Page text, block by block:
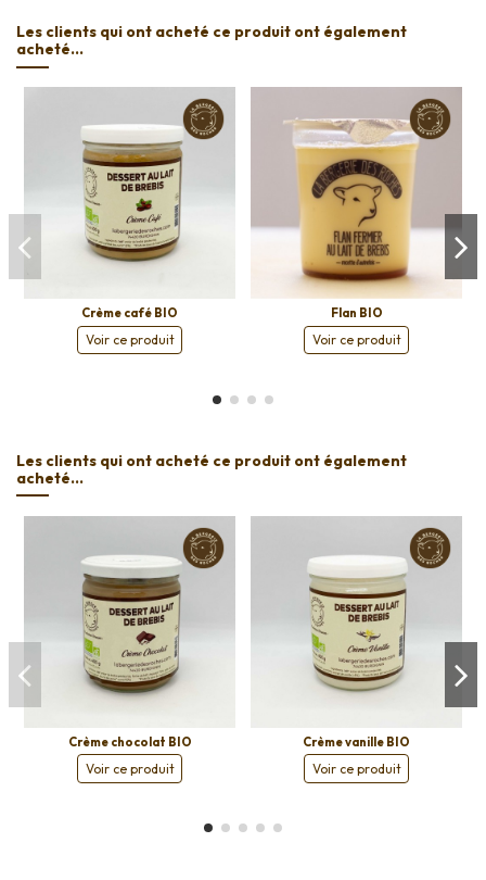
Les clients qui ont acheté ce produit ont également
acheté...
Crème café BIO
Voir ce produit
Flan BIO
Voir ce produit
Les clients qui ont acheté ce produit ont également
acheté...
Crème chocolat BIO
Voir ce produit
Crème vanille BIO
Voir ce produit